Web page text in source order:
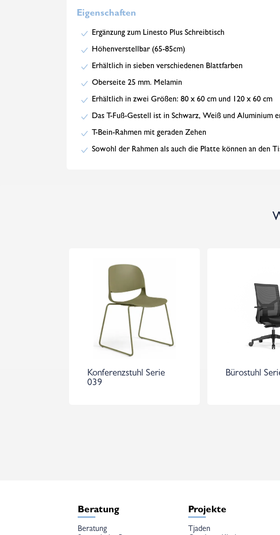
Eigenschaften
Ergänzung zum Linesto Plus Schreibtisch
Höhenverstellbar (65-85cm)
Erhältlich in sieben verschiedenen Blattfarben
Oberseite 25 mm. Melamin
Erhältlich in zwei Größen: 80 x 60 cm und 120 x 60 cm
Das T-Fuß-Gestell ist in Schwarz, Weiß und Aluminium
T-Bein-Rahmen mit geraden Zehen
Sowohl der Rahmen als auch die Platte können an den
Konferenzstuhl Serie
039
Bürostuhl
Beratung
Beratung
Projekte
Tjaden